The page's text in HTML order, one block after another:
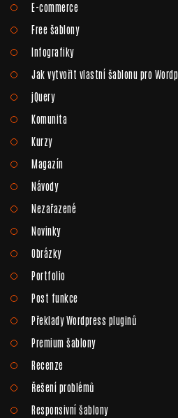
E-commerce
Free šablony
Infografiky
Jak vytvořit vlastní šablonu pro
jQuery
Komunita
Kurzy
Magazín
Návody
Nezařazené
Novinky
Obrázky
Portfolio
Post funkce
Překlady Wordpress pluginů
Premium šablony
Recenze
Řešení problémů
Responsivní šablony